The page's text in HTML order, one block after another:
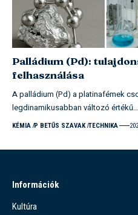
Palládium (Pd):
felhasználása
A palládium (Pd) a platinafémek
legdinamikusabban változó értékű…
KÉMIA P BETŰS SZAVAK TECHNIKA
Információk
Kultúra